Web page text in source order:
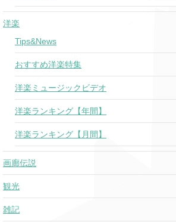
洋楽
Tips&News
おすすめ洋楽特集
洋楽ミュージックビデオ
洋楽ランキング【年間】
洋楽ランキング【月間】
画廊伝説
観光
雑記